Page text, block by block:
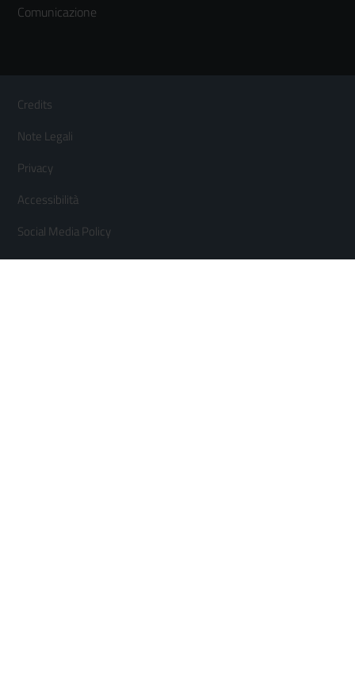
Comunicazione
Footer
Menù
orizzontale
Credits
Note Legali
Privacy
Accessibilità
Social Media Policy